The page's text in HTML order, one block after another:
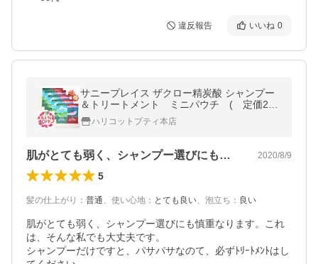
違反報告 いいね 0
サニープレイス ザクロー精炭酸 シャンプー
＆トリートメント ミニパウチ ( 定価220
×5＝ 1100円） ザクロ精炭酸
ハリコットプティ本店
肌がとても弱く、シャンプー選びにも慎重… 2020/8/9
5
髪の仕上がり ： 普通、 使い心地 ： とても良い、 泡立ち ： 良い
肌がとても弱く、シャンプー選びにも慎重なります。これ
は、そんな私でも大丈夫です。
シャンプーだけですと、パサパサなのて、必ずﾄﾘｰﾄﾒﾝﾄはし